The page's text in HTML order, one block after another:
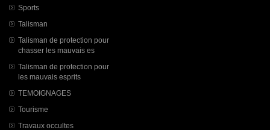
Sports
Talisman
Talisman de protection pour
chasser les mauvais es
Talisman de protection pour
les mauvais esprits
TEMOIGNAGES
Tourisme
Travaux occultes